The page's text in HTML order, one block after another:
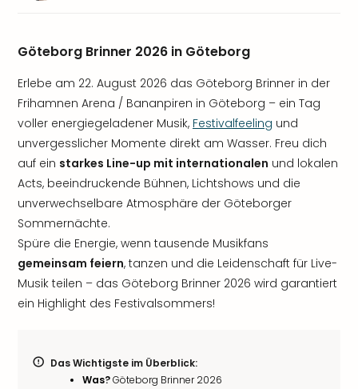
Göteborg Brinner 2026 in Göteborg
Erlebe am 22. August 2026 das Göteborg Brinner in der
Frihamnen Arena / Bananpiren in Göteborg – ein Tag
voller energiegeladener Musik, Festivalfeeling und
unvergesslicher Momente direkt am Wasser. Freu dich
auf ein starkes Line-up mit internationalen und lokalen
Acts, beeindruckende Bühnen, Lichtshows und die
unverwechselbare Atmosphäre der Göteborger
Sommernächte.
Spüre die Energie, wenn tausende Musikfans
gemeinsam feiern, tanzen und die Leidenschaft für Live-
Musik teilen – das Göteborg Brinner 2026 wird garantiert
ein Highlight des Festivalsommers!
Das Wichtigste im Überblick:
Was?Göteborg Brinner 2026